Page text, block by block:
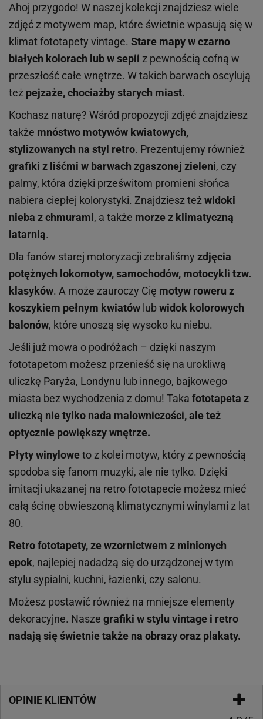
Ahoj przygodo! W naszej kolekcji znajdziesz wiele
zdjęć z motywem map, które świetnie wpasują się w
klimat fototapety vintage. Stare mapy w czarno
białych kolorach lub w sepii z pewnością cofną w
przeszłość całe wnętrze. W takich barwach oscylują
też pejzaże, chociażby starych miast.
Kochasz naturę? Wśród propozycji zdjęć znajdziesz
także mnóstwo motywów kwiatowych,
stylizowanych na styl retro. Prezentujemy również
grafiki z liśćmi w barwach zgaszonej zieleni, czy
palmy, która dzięki prześwitom promieni słońca
nabiera ciepłej kolorystyki. Znajdziesz też widoki
nieba z chmurami, a także morzez klimatyczną
latarnią.
Dla fanów starej motoryzacji zebraliśmy zdjęcia
potężnych lokomotyw, samochodów, motocykli tzw.
klasyków. A może zauroczy Cię motyw roweru z
koszykiem pełnym kwiatów lubwidok kolorowych
balonów, które unoszą się wysoko ku niebu.
Jeśli już mowa o podróżach – dzięki naszym
fototapetom możesz przenieść się na urokliwą
uliczkę Paryża, Londynu lub innego, bajkowego
miasta bez wychodzenia z domu! Taka fototapeta z
uliczką nie tylko nada malowniczości, ale też
optycznie powiększy wnętrze.
Płyty winyloweto z kolei motyw, który z pewnością
spodoba się fanom muzyki, ale nie tylko. Dzięki
imitacji ukazanej na retro fototapecie możesz mieć
całą ścinę obwieszoną klimatycznymi winylami z lat
80.
Retro fototapety,ze wzornictwem z minionych
epok, najlepiej nadadzą się do urządzonej w tym
stylu sypialni, kuchni, łazienki, czy salonu.
Możesz postawić również na mniejsze elementy
dekoracyjne. Nasze grafiki w stylu vintage i retro
nadają się świetnie także na obrazyoraz plakaty.
OPINIE KLIENTÓW